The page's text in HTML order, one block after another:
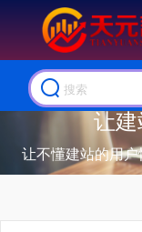
让
让不懂建站的用